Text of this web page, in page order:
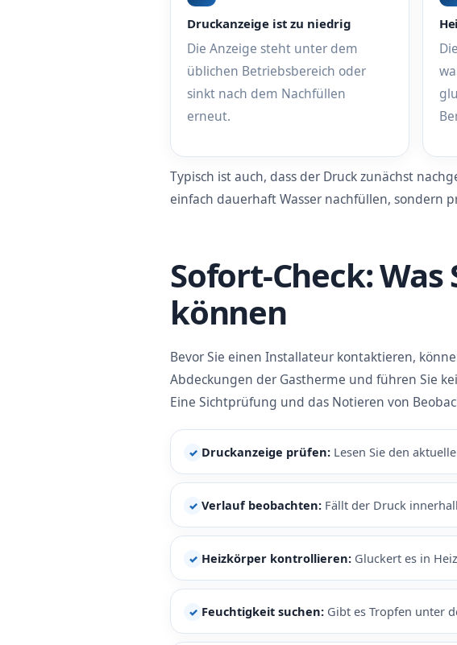
Druckanzeige ist zu niedrig
Die Anzeige steht unter dem
üblichen Betriebsbereich oder
sinkt nach dem Nachfüllen
erneut.
Typisch ist auch, dass der Druck zunächst
einfach dauerhaft Wasser nachfüllen, sondern
Sofort-Check: Was
können
Bevor Sie einen Installateur kontaktieren,
Abdeckungen der Gastherme und führen Sie
Eine Sichtprüfung und das Notieren von
✓ Druckanzeige prüfen: Lesen Sie den
✓ Verlauf beobachten: Fällt der Druck
✓ Heizkörper kontrollieren: Gluckert es in
✓ Feuchtigkeit suchen: Gibt es Tropfen unter